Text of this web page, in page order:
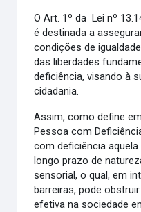
O Art. 1º da Lei nº
é destinada a
condições de
das liberdades
deficiência, visando à
cidadania.
Assim, como define
Pessoa com
com deficiência
longo prazo de
sensorial, o qual, em
barreiras, pode
efetiva na sociedade